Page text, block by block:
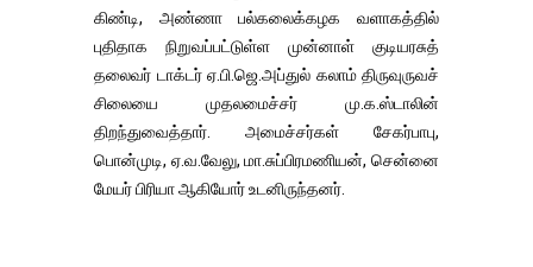
கிண்டி, அண்ணா பல்கலைக்கழக வளாகத்தில்
புதிதாக நிறுவப்பட்டுள்ள முன்னாள் குடியரசுத்
தலைவர் டாக்டர் ஏ.பி.ஜெ.அப்துல் கலாம் திருவுருவச்
சிலையை முதலமைச்சர் மு.க.ஸ்டாலின்
திறந்துவைத்தார். அமைச்சர்கள் சேகர்பாபு,
பொன்முடி, ஏ.வ.வேலு, மா.சுப்பிரமணியன், சென்னை
மேயர் பிரியா ஆகியோர் உடனிருந்தனர்.